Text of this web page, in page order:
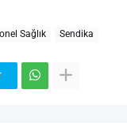
Sağlık Sendika